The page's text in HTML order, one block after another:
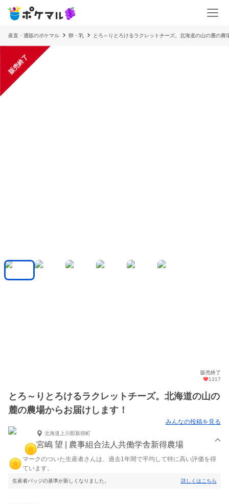
産直・通販のポケマル 卵・乳 とろ～りとろけるラクレットチーズ。北海道の山の麓の農
販売終了
販売終了
1317
とろ～りとろけるラクレットチーズ。北海道の山の
麓の農場からお届けします！
みんなの投稿を見る
北海道上川郡新得町
宮嶋 望 | 農事組合法人共働学舎新得農場
マークのついた生産者さんは、過去1年間で平均して特に高い評価を得
ています。
生産者バッジの基準が新しくなりました。 詳しくはこちら